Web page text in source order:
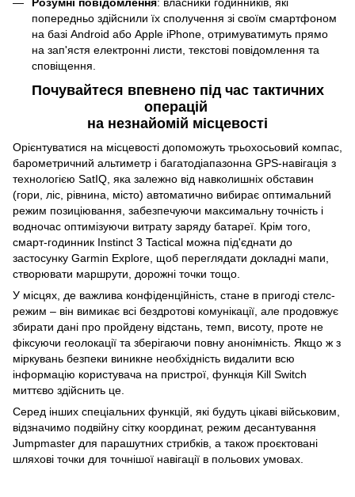
Розумні повідомлення: власники годинників, які
попередньо здійснили їх сполучення зі своїм смартфоном
на базі Android або Apple iPhone, отримуватимуть прямо
на зап'ястя електронні листи, текстові повідомлення та
сповіщення.
Почувайтеся впевнено під час тактичних
операцій
на незнайомій місцевості
Орієнтуватися на місцевості допоможуть трьохосьовий компас,
барометричний альтиметр і багатодіапазонна GPS-навігація з
технологією SatIQ, яка залежно від навколишніх обставин
(гори, ліс, рівнина, місто) автоматично вибирає оптимальний
режим позиціювання, забезпечуючи максимальну точність і
водночас оптимізуючи витрату заряду батареї. Крім того,
смарт-годинник Instinct 3 Tactical можна під'єднати до
застосунку Garmin Explore, щоб переглядати докладні мапи,
створювати маршрути, дорожні точки тощо.
У місцях, де важлива конфіденційність, стане в пригоді стелс-
режим – він вимикає всі бездротові комунікації, але продовжує
збирати дані про пройдену відстань, темп, висоту, проте не
фіксуючи геолокації та зберігаючи повну анонімність. Якщо ж з
міркувань безпеки виникне необхідність видалити всю
інформацію користувача на пристрої, функція Kill Switch
миттєво здійснить це.
Серед інших спеціальних функцій, які будуть цікаві військовим,
відзначимо подвійну сітку координат, режим десантування
Jumpmaster для парашутних стрибків, а також проєктовані
шляхові точки для точнішої навігації в польових умовах.